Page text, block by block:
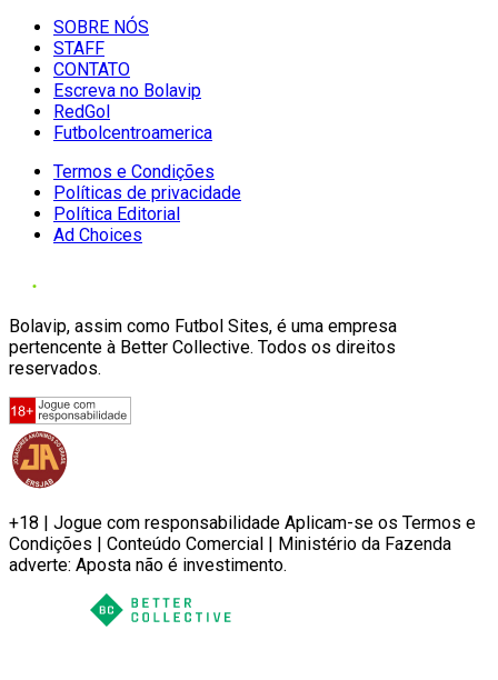
SOBRE NÓS
STAFF
CONTATO
Escreva no Bolavip
RedGol
Futbolcentroamerica
Termos e Condições
Políticas de privacidade
Política Editorial
Ad Choices
Bolavip, assim como Futbol Sites, é uma empresa
pertencente à Better Collective. Todos os direitos
reservados.
+18 | Jogue com responsabilidade Aplicam-se os Termos e
Condições | Conteúdo Comercial | Ministério da Fazenda
adverte: Aposta não é investimento.